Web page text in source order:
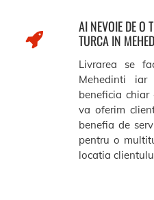
AI NEVOIE DE O
TURCA IN
Livrarea se
Mehedinti
beneficia chiar
va oferim
benefia de
pentru o
locatia